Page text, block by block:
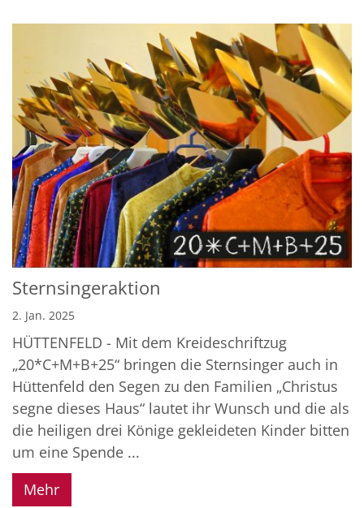
Sternsingeraktion
2. Jan. 2025
HÜTTENFELD - Mit dem Kreideschriftzug
„20*C+M+B+25“ bringen die Sternsinger auch in
Hüttenfeld den Segen zu den Familien „Christus
segne dieses Haus“ lautet ihr Wunsch und die als
die heiligen drei Könige gekleideten Kinder bitten
um eine Spende ...
Mehr